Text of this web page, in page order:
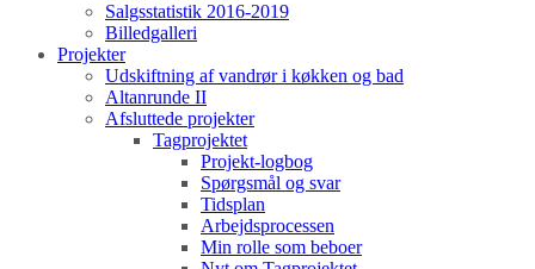
Salgsstatistik 2016-2019
Billedgalleri
Projekter
Udskiftning af vandrør i køkken og bad
Altanrunde II
Afsluttede projekter
Tagprojektet
Projekt-logbog
Spørgsmål og svar
Tidsplan
Arbejdsprocessen
Min rolle som beboer